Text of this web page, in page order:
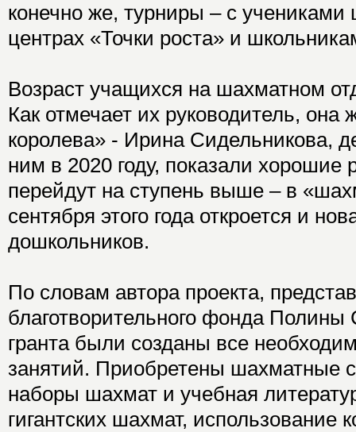
конечно же, турниры – с
центрах «Точки роста» и
Возраст учащихся на шахматном
Как отмечает их руководитель,
королева» - Ирина Сидельникова,
ним в 2020 году, показали хорошие
перейдут на ступень выше – в
сентября этого года откроется и
дошкольников.
По словам автора проекта,
благотворительного фонда
гранта были созданы все
занятий. Приобретены шахматные
наборы шахмат и учебная
гигантских шахмат, использование